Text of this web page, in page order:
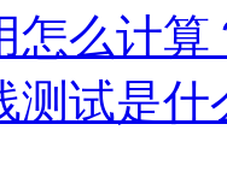
怎么计
测试是